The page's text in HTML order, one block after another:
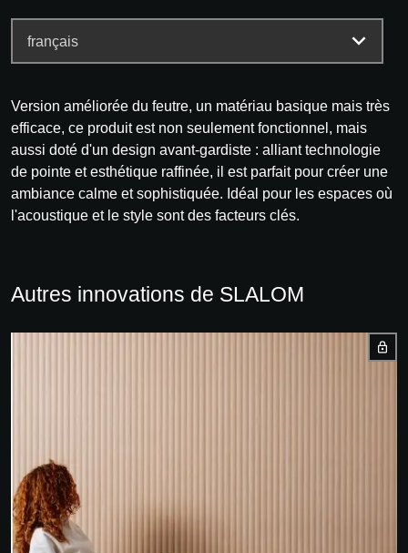
Version améliorée du feutre, un matériau basique mais très
efficace, ce produit est non seulement fonctionnel, mais
aussi doté d'un design avant-gardiste : alliant technologie
de pointe et esthétique raffinée, il est parfait pour créer une
ambiance calme et sophistiquée. Idéal pour les espaces où
l'acoustique et le style sont des facteurs clés.
Autres innovations de SLALOM